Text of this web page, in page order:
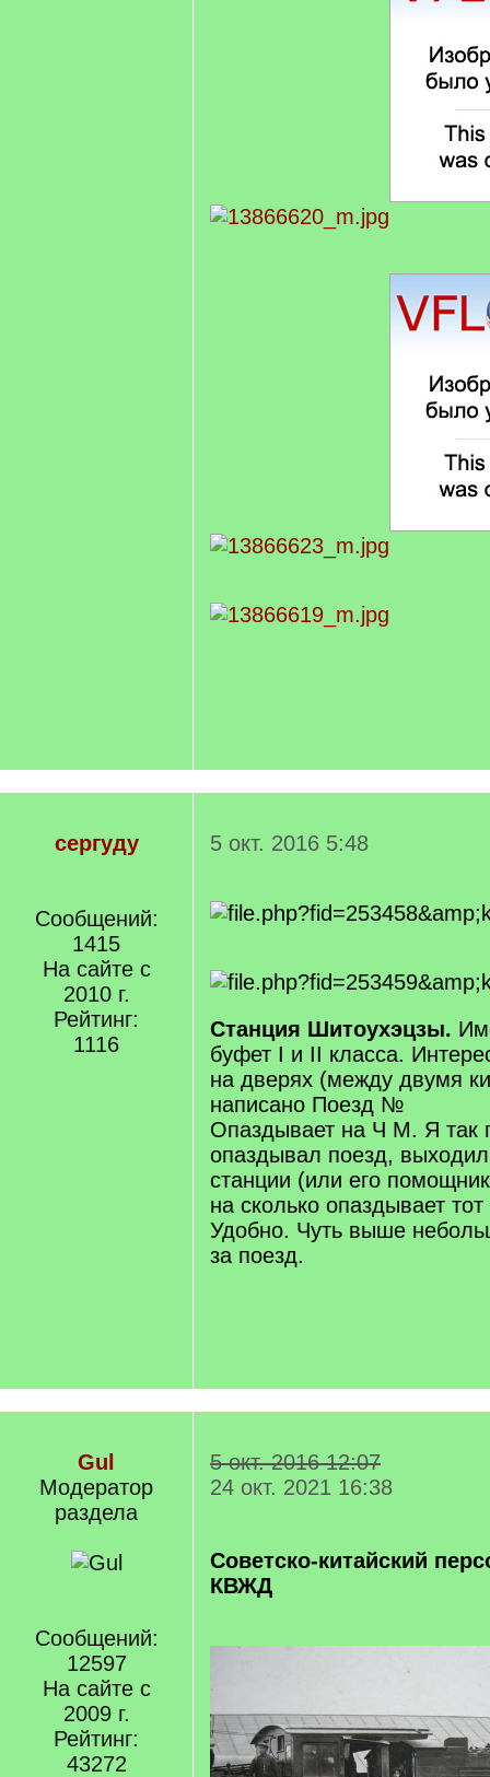
сергуду
Сообщений:
1415
На сайте с
2010 г.
Рейтинг:
1116
5 окт. 2016 5:48
Станция Шитоухэцзы.
буфет I и II класса.
на дверях (между двумя
написано Поезд №
Опаздывает на Ч М. Я так
опаздывал поезд,
станции (или его
на сколько опаздывает
Удобно. Чуть выше
за поезд.
Gul
Модератор
раздела
Сообщений:
12597
На сайте с
2009 г.
Рейтинг:
43272
5 окт. 2016 12:07
24 окт. 2021 16:38
Советско-китайский
КВЖД